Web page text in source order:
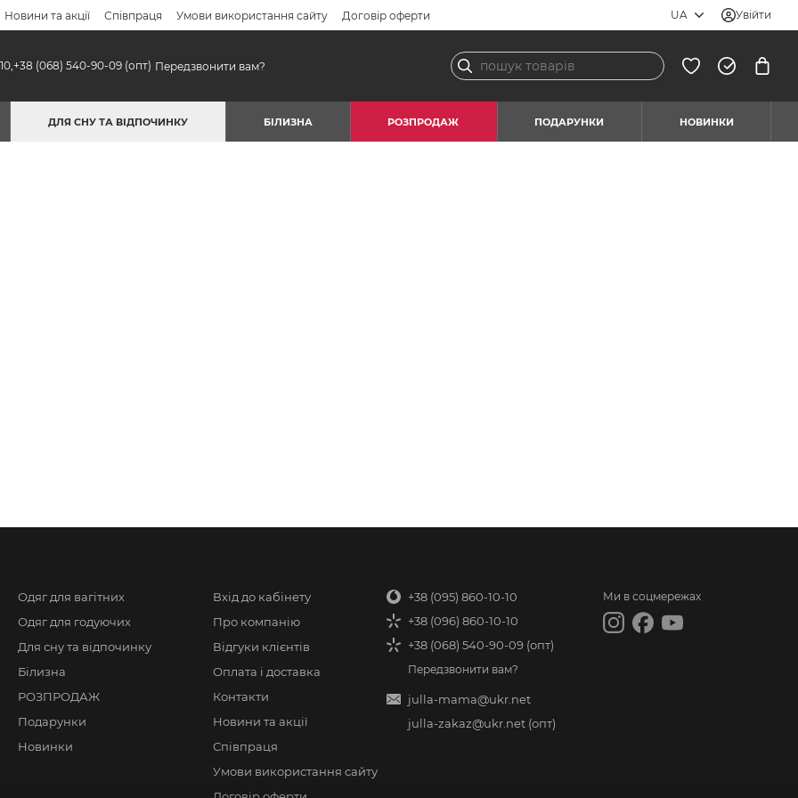
Новини та акції Співпраця Умови використання сайту Договір оферти UA Увійти
+38 (068) 540-90-09 (опт) Передзвонити вам?
ДЛЯ СНУ ТА ВІДПОЧИНКУ БІЛИЗНА РОЗПРОДАЖ ПОДАРУНКИ НОВИНКИ
Одяг для вагітних
Одяг для годуючих
Для сну та відпочинку
Білизна
РОЗПРОДАЖ
Подарунки
Новинки
Вхід до кабінету
Про компанію
Відгуки клієнтів
Оплата і доставка
Контакти
Новини та акції
Співпраця
Умови використання сайту
+38 (095) 860-10-10
+38 (096) 860-10-10
+38 (068) 540-90-09 (опт)
Передзвонити вам?
julla-mama@ukr.net
julla-zakaz@ukr.net (опт)
Ми в соцмережах